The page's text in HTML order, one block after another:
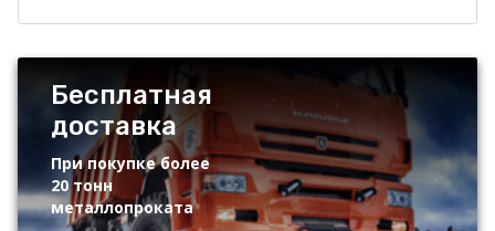
Бесплатная
доставка
При покупке более
20 тонн
металлопроката